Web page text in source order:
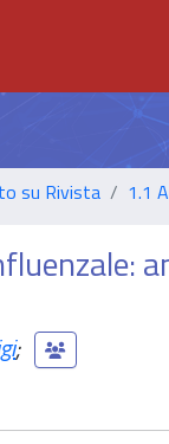
su Rivista 1.1
;